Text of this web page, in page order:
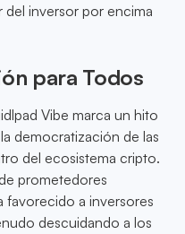
inversor por encima
para Todos
Vibe marca un hito
democratización de las
del ecosistema cripto.
prometedores
a inversores
descuidando a los